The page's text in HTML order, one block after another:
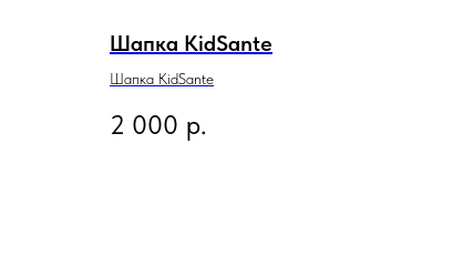
Шапка KidSante
Шапка KidSante
2 000 р.